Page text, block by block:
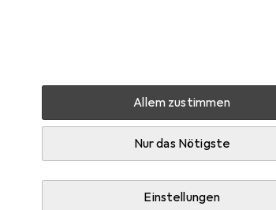
Allem zustimmen
Nur das Nötigste
Einstellungen